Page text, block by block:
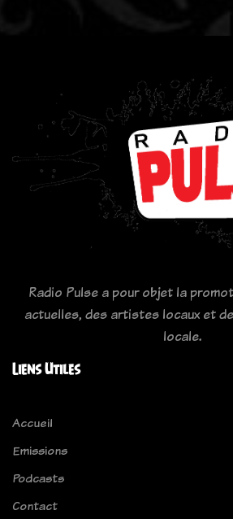
Radio Pulse a pour objet la
actuelles, des artistes locaux et
locale.
Liens Utiles
Accueil
Emissions
Podcasts
Contact